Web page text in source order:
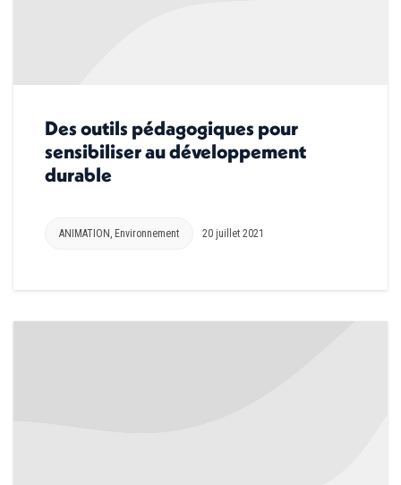
Des outils pédagogiques pour
sensibiliser au développement
durable
ANIMATION, Environnement 20 juillet 2021